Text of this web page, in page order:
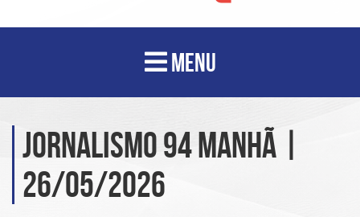
MENU
Jornalismo 94 Manhã |
26/05/2026